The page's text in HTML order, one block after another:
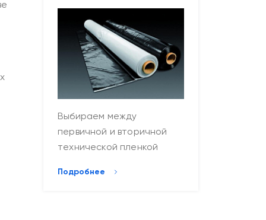
Выбираем между
первичной и вторичной
технической пленкой
Подробнее